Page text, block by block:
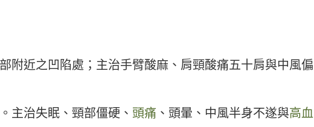
附近之凹陷處；主治手臂酸麻、肩頸酸痛五十肩與中風偏
主治失眠、頸部僵硬、 頭痛 、頭暈、中風半身不遂與高血